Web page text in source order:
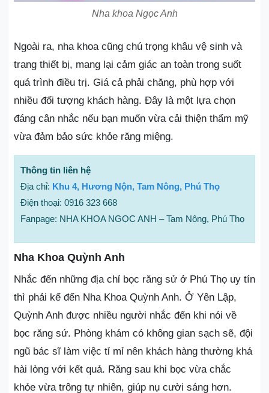
Nha khoa Ngọc Anh
Ngoài ra, nha khoa cũng chú trọng khâu vệ sinh và
trang thiết bị, mang lại cảm giác an toàn trong suốt
quá trình điều trị. Giá cả phải chăng, phù hợp với
nhiều đối tượng khách hàng. Đây là một lựa chọn
đáng cân nhắc nếu bạn muốn vừa cải thiện thẩm mỹ
vừa đảm bảo sức khỏe răng miệng.
Thông tin liên hệ
Địa chỉ: Khu 4, Hương Nộn, Tam Nông, Phú Thọ
Điện thoại: 0916 323 668
Fanpage: NHA KHOA NGỌC ANH – Tam Nông, Phú Thọ
Nha Khoa Quỳnh Anh
Nhắc đến những địa chỉ bọc răng sử ở Phú Thọ uy tín
thì phải kể đến Nha Khoa Quỳnh Anh. Ở Yên Lập,
Quỳnh Anh được nhiều người nhắc đến khi nói về
bọc răng sứ. Phòng khám có không gian sạch sẽ, đội
ngũ bác sĩ làm việc tỉ mỉ nên khách hàng thường khá
hài lòng với kết quả. Răng sau khi bọc vừa chắc
khỏe vừa trông tự nhiên, giúp nụ cười sáng hơn.